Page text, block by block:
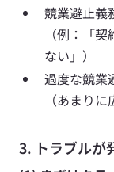
競業避止義
（例：「
ない」）
過度な競業
（あまり
3. トラブルが